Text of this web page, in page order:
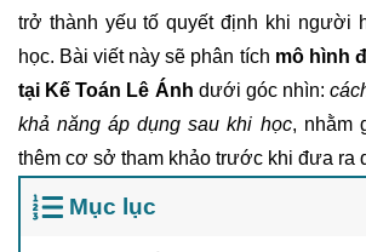
trở thành yếu tố quyết định khi người
học. Bài viết này sẽ phân tích mô hình
tại Kế Toán Lê Ánh dưới góc nhìn:
khả năng áp dụng sau khi học, nhằm
thêm cơ sở tham khảo trước khi đưa ra
Mục lục